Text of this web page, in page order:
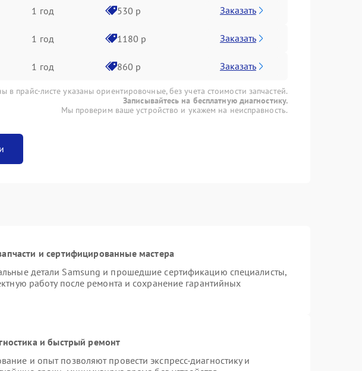
1 год 530 р Заказать
1 год 1180 р Заказать
1 год 860 р Заказать
в прайс-листе указаны ориентировочные, без учета стоимости запчастей.
Записывайтесь на бесплатную диагностику.
Мы проверим ваше устройство и укажем на неисправность.
и сертифицированные мастера
детали Samsung и прошедшие сертификацию специалисты,
работу после ремонта и сохранение гарантийных
и быстрый ремонт
и опыт позволяют провести экспресс-диагностику и